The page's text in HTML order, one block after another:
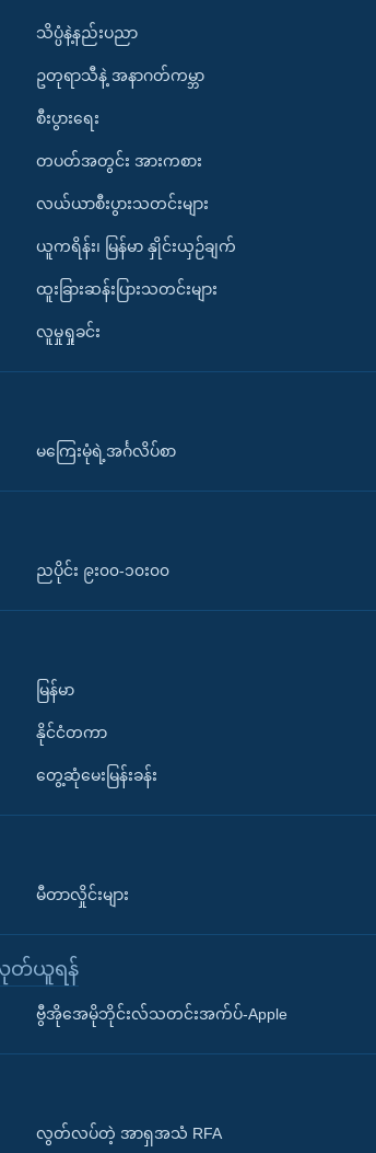
သိပ္ပံနဲ့နည်းပညာ
ဥတုရာသီနဲ့ အနာဂတ်ကမ္ဘာ
စီးပွားရေး
တပတ်အတွင်း အားကစား
လယ်ယာစီးပွားသတင်းများ
ယူကရိန်း၊ မြန်မာ နှိုင်းယှဉ်ချက်
ထူးခြားဆန်းပြားသတင်းများ
လူမှုရှုခင်း
မကြေးမုံရဲ့အင်္ဂလိပ်စာ
ညပိုင်း ၉း၀၀-၁၀း၀၀
မြန်မာ
နိုင်ငံတကာ
တွေ့ဆုံမေးမြန်းခန်း
မီတာလှိုင်းများ
လုတ်ယူရန်
ဗွီအိုအေမိုဘိုင်းလ်သတင်းအက်ပ်-Apple
လွတ်လပ်တဲ့ အာရှအသံ RFA